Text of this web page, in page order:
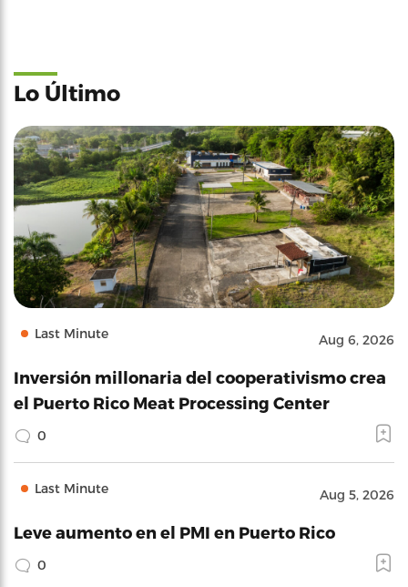
Lo Último
Last Minute Aug 6, 2026
Inversión millonaria del cooperativismo crea
el Puerto Rico Meat Processing Center
0
Last Minute Aug 5, 2026
Leve aumento en el PMI en Puerto Rico
0